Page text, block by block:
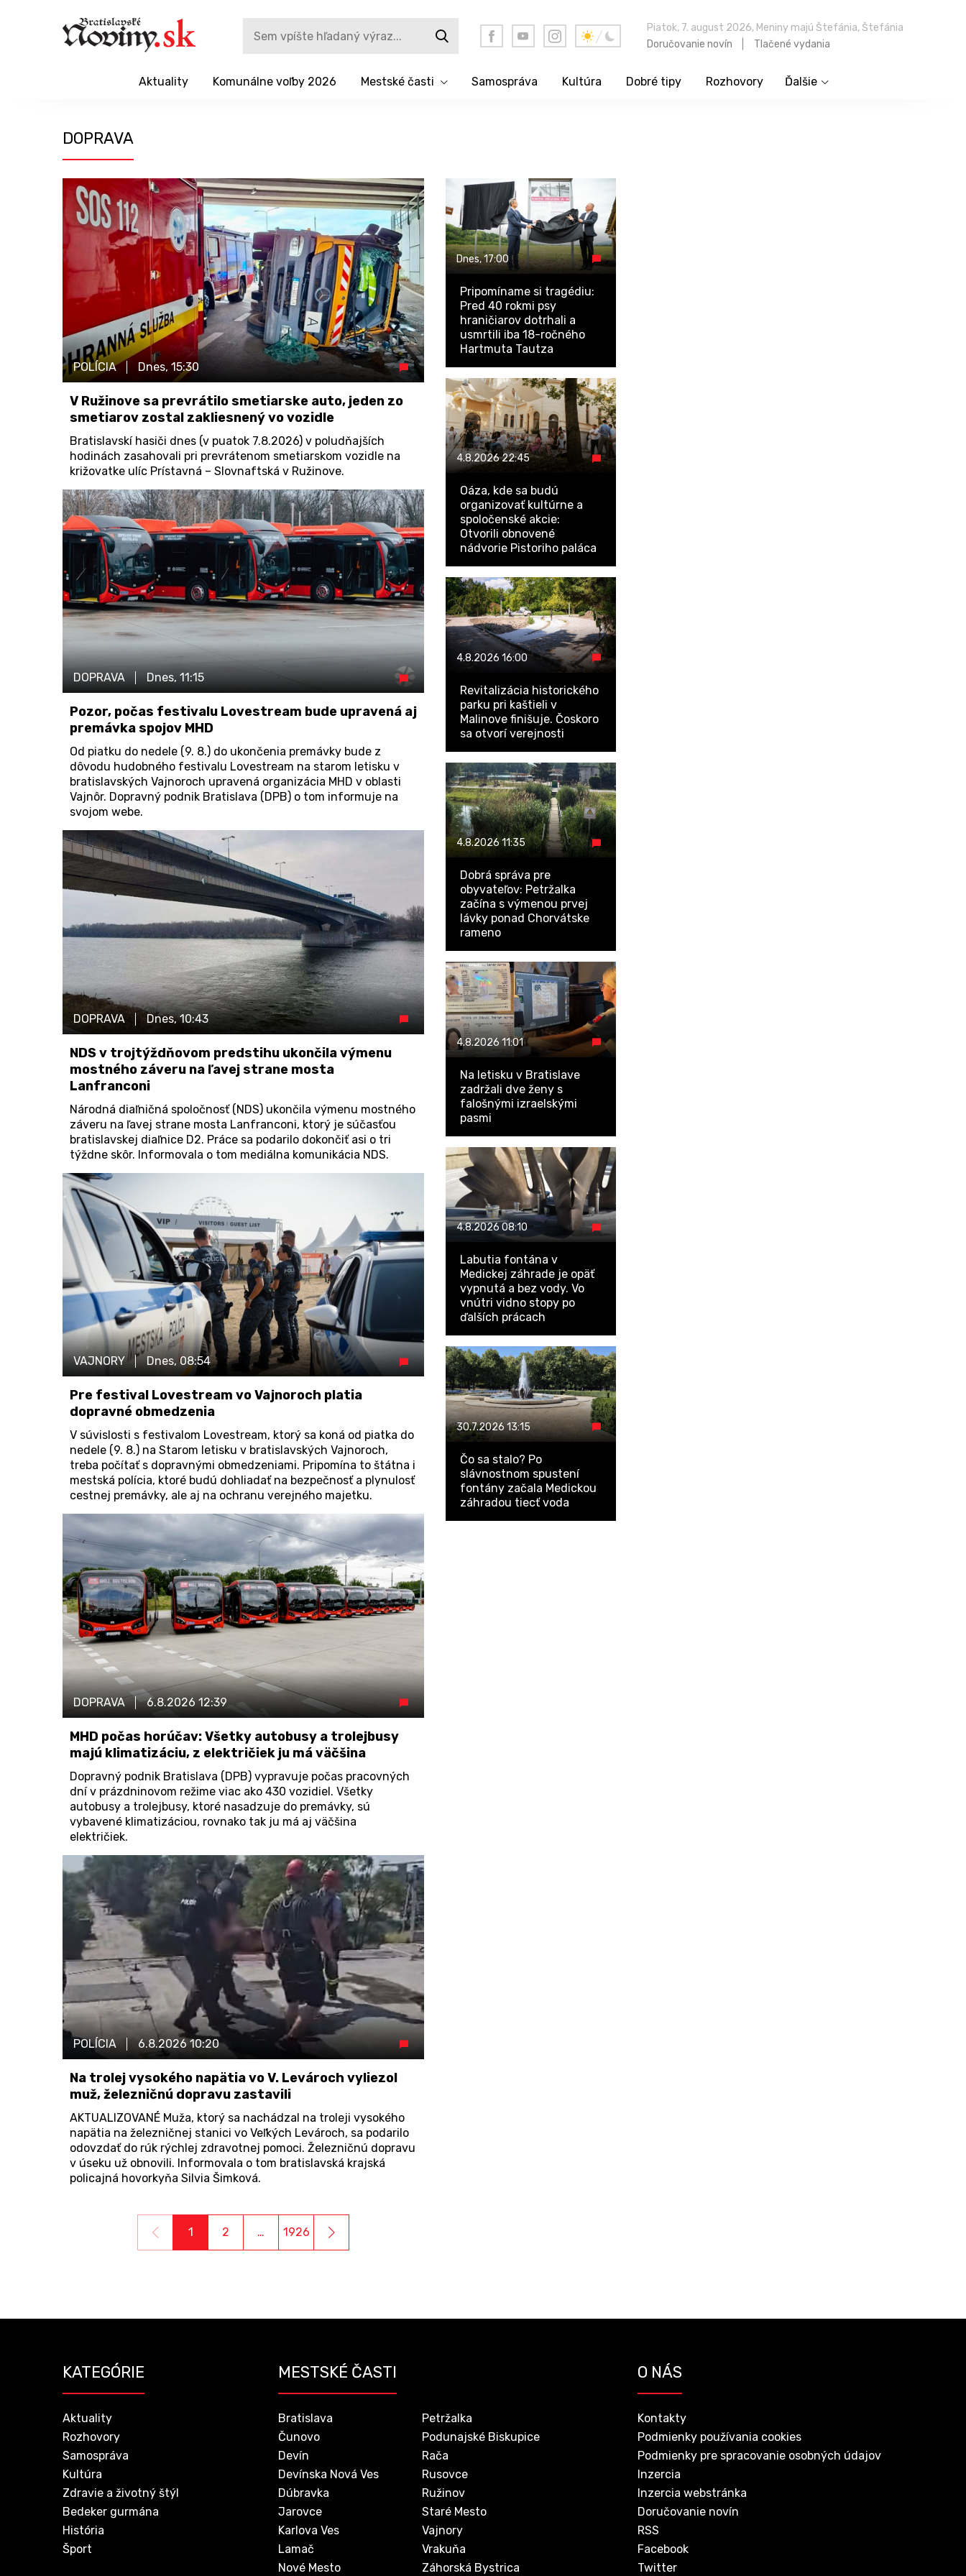
Piatok, 7. august 2026, Meniny majú Štefánia, Štefánia
Doručovanie novín
Tlačené vydania
Aktuality Komunálne voľby 2026 Mestské časti Samospráva Kultúra Dobré tipy Rozhovory Ďalšie
DOPRAVA
POLÍCIA Dnes, 15:30
V Ružinove sa prevrátilo smetiarske auto, jeden zo
smetiarov zostal zakliesnený vo vozidle
Bratislavskí hasiči dnes (v puatok 7.8.2026) v poludňajších
hodinách zasahovali pri prevrátenom smetiarskom vozidle na
križovatke ulíc Prístavná – Slovnaftská v Ružinove.
DOPRAVA Dnes, 11:15
Pozor, počas festivalu Lovestream bude upravená aj
premávka spojov MHD
Od piatku do nedele (9. 8.) do ukončenia premávky bude z
dôvodu hudobného festivalu Lovestream na starom letisku v
bratislavských Vajnoroch upravená organizácia MHD v oblasti
Vajnôr. Dopravný podnik Bratislava (DPB) o tom informuje na
svojom webe.
DOPRAVA Dnes,10:43
NDS v trojtýždňovom predstihu ukončila výmenu
mostného záveru na ľavej strane mosta
Lanfranconi
Národná diaľničná spoločnosť (NDS) ukončila výmenu mostného
záveru na ľavej strane mosta Lanfranconi, ktorý je súčasťou
bratislavskej diaľnice D2. Práce sa podarilo dokončiť asi o tri
týždne skôr. Informovala o tom mediálna komunikácia NDS.
VAJNORY Dnes,08:54
Pre festival Lovestream vo Vajnoroch platia
dopravné obmedzenia
V súvislosti s festivalom Lovestream, ktorý sa koná od piatka do
nedele (9. 8.) na Starom letisku v bratislavských Vajnoroch,
treba počítať s dopravnými obmedzeniami. Pripomína to štátna i
mestská polícia, ktoré budú dohliadať na bezpečnosť a plynulosť
cestnej premávky, ale aj na ochranu verejného majetku.
DOPRAVA 6.8.202612:39
MHD počas horúčav: Všetky autobusy a trolejbusy
majú klimatizáciu, z električiek ju má väčšina
Dopravný podnik Bratislava (DPB) vypravuje počas pracovných
dní v prázdninovom režime viac ako 430 vozidiel. Všetky
autobusy a trolejbusy, ktoré nasadzuje do premávky, sú
vybavené klimatizáciou, rovnako tak ju má aj väčšina
električiek.
POLÍCIA 6.8.202610:20
Na trolej vysokého napätia vo V. Levároch vyliezol
muž, železničnú dopravu zastavili
AKTUALIZOVANÉ Muža, ktorý sa nachádzal na troleji vysokého
napätia na železničnej stanici vo Veľkých Levároch, sa podarilo
odovzdať do rúk rýchlej zdravotnej pomoci. Železničnú dopravu
v úseku už obnovili. Informovala o tom bratislavská krajská
policajná hovorkyňa Silvia Šimková.
1 2 … 1926
Dnes,17:00
Pripomíname si tragédiu:
Pred 40 rokmi psy
hraničiarov dotrhali a
usmrtili iba 18-ročného
Hartmuta Tautza
4.8.202622:45
Oáza, kde sa budú
organizovať kultúrne a
spoločenské akcie:
Otvorili obnovené
nádvorie Pistoriho paláca
4.8.202616:00
Revitalizácia historického
parku pri kaštieli v
Malinove finišuje. Čoskoro
sa otvorí verejnosti
4.8.202611:35
Dobrá správa pre
obyvateľov: Petržalka
začína s výmenou prvej
lávky ponad Chorvátske
rameno
4.8.202611:01
Na letisku v Bratislave
zadržali dve ženy s
falošnými izraelskými
pasmi
4.8.202608:10
Labutia fontána v
Medickej záhrade je opäť
vypnutá a bez vody. Vo
vnútri vidno stopy po
ďalších prácach
30.7.202613:15
Čo sa stalo? Po
slávnostnom spustení
fontány začala Medickou
záhradou tiecť voda
KATEGÓRIE
Aktuality
Rozhovory
Samospráva
Kultúra
Zdravie a životný štýl
Bedeker gurmána
História
Šport
MESTSKÉ ČASTI
Bratislava
Čunovo
Devín
Devínska Nová Ves
Dúbravka
Jarovce
Karlova Ves
Lamač
Nové Mesto
Petržalka
Podunajské Biskupice
Rača
Rusovce
Ružinov
Staré Mesto
Vajnory
Vrakuňa
Záhorská Bystrica
O NÁS
Kontakty
Podmienky používania cookies
Podmienky pre spracovanie osobných údajov
Inzercia
Inzercia webstránka
Doručovanie novín
RSS
Facebook
Twitter